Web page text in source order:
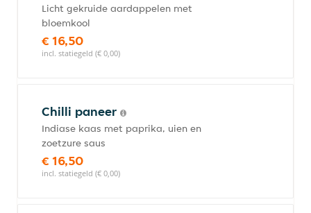
Licht gekruide aardappelen met
bloemkool
€ 16,50
incl. statiegeld (€ 0,00)
Chilli paneer
Indiase kaas met paprika, uien en
zoetzure saus
€ 16,50
incl. statiegeld (€ 0,00)